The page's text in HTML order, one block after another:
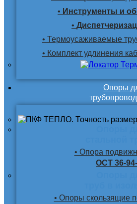
• Инструменты и
•
• Термоусаживаемые
• Комплект удлинения
Опоры
• Опора
ОСТ 36-
• Опоры скользящие